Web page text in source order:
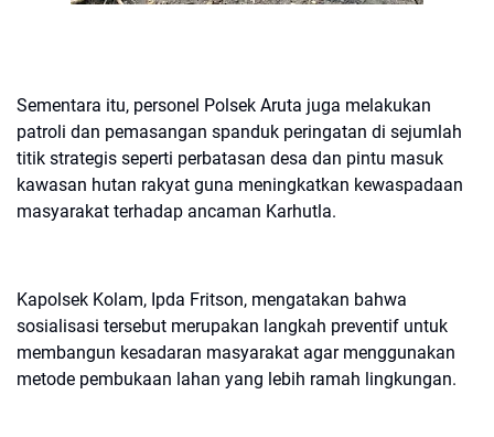
Sementara itu, personel Polsek Aruta juga melakukan
patroli dan pemasangan spanduk peringatan di sejumlah
titik strategis seperti perbatasan desa dan pintu masuk
kawasan hutan rakyat guna meningkatkan kewaspadaan
masyarakat terhadap ancaman Karhutla.
Kapolsek Kolam, Ipda Fritson, mengatakan bahwa
sosialisasi tersebut merupakan langkah preventif untuk
membangun kesadaran masyarakat agar menggunakan
metode pembukaan lahan yang lebih ramah lingkungan.